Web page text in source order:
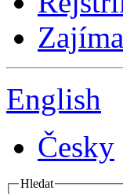
English
Česky
Hledat